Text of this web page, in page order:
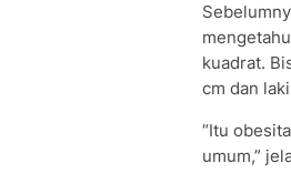
kuadrat.
cm dan
“Itu
umum,”